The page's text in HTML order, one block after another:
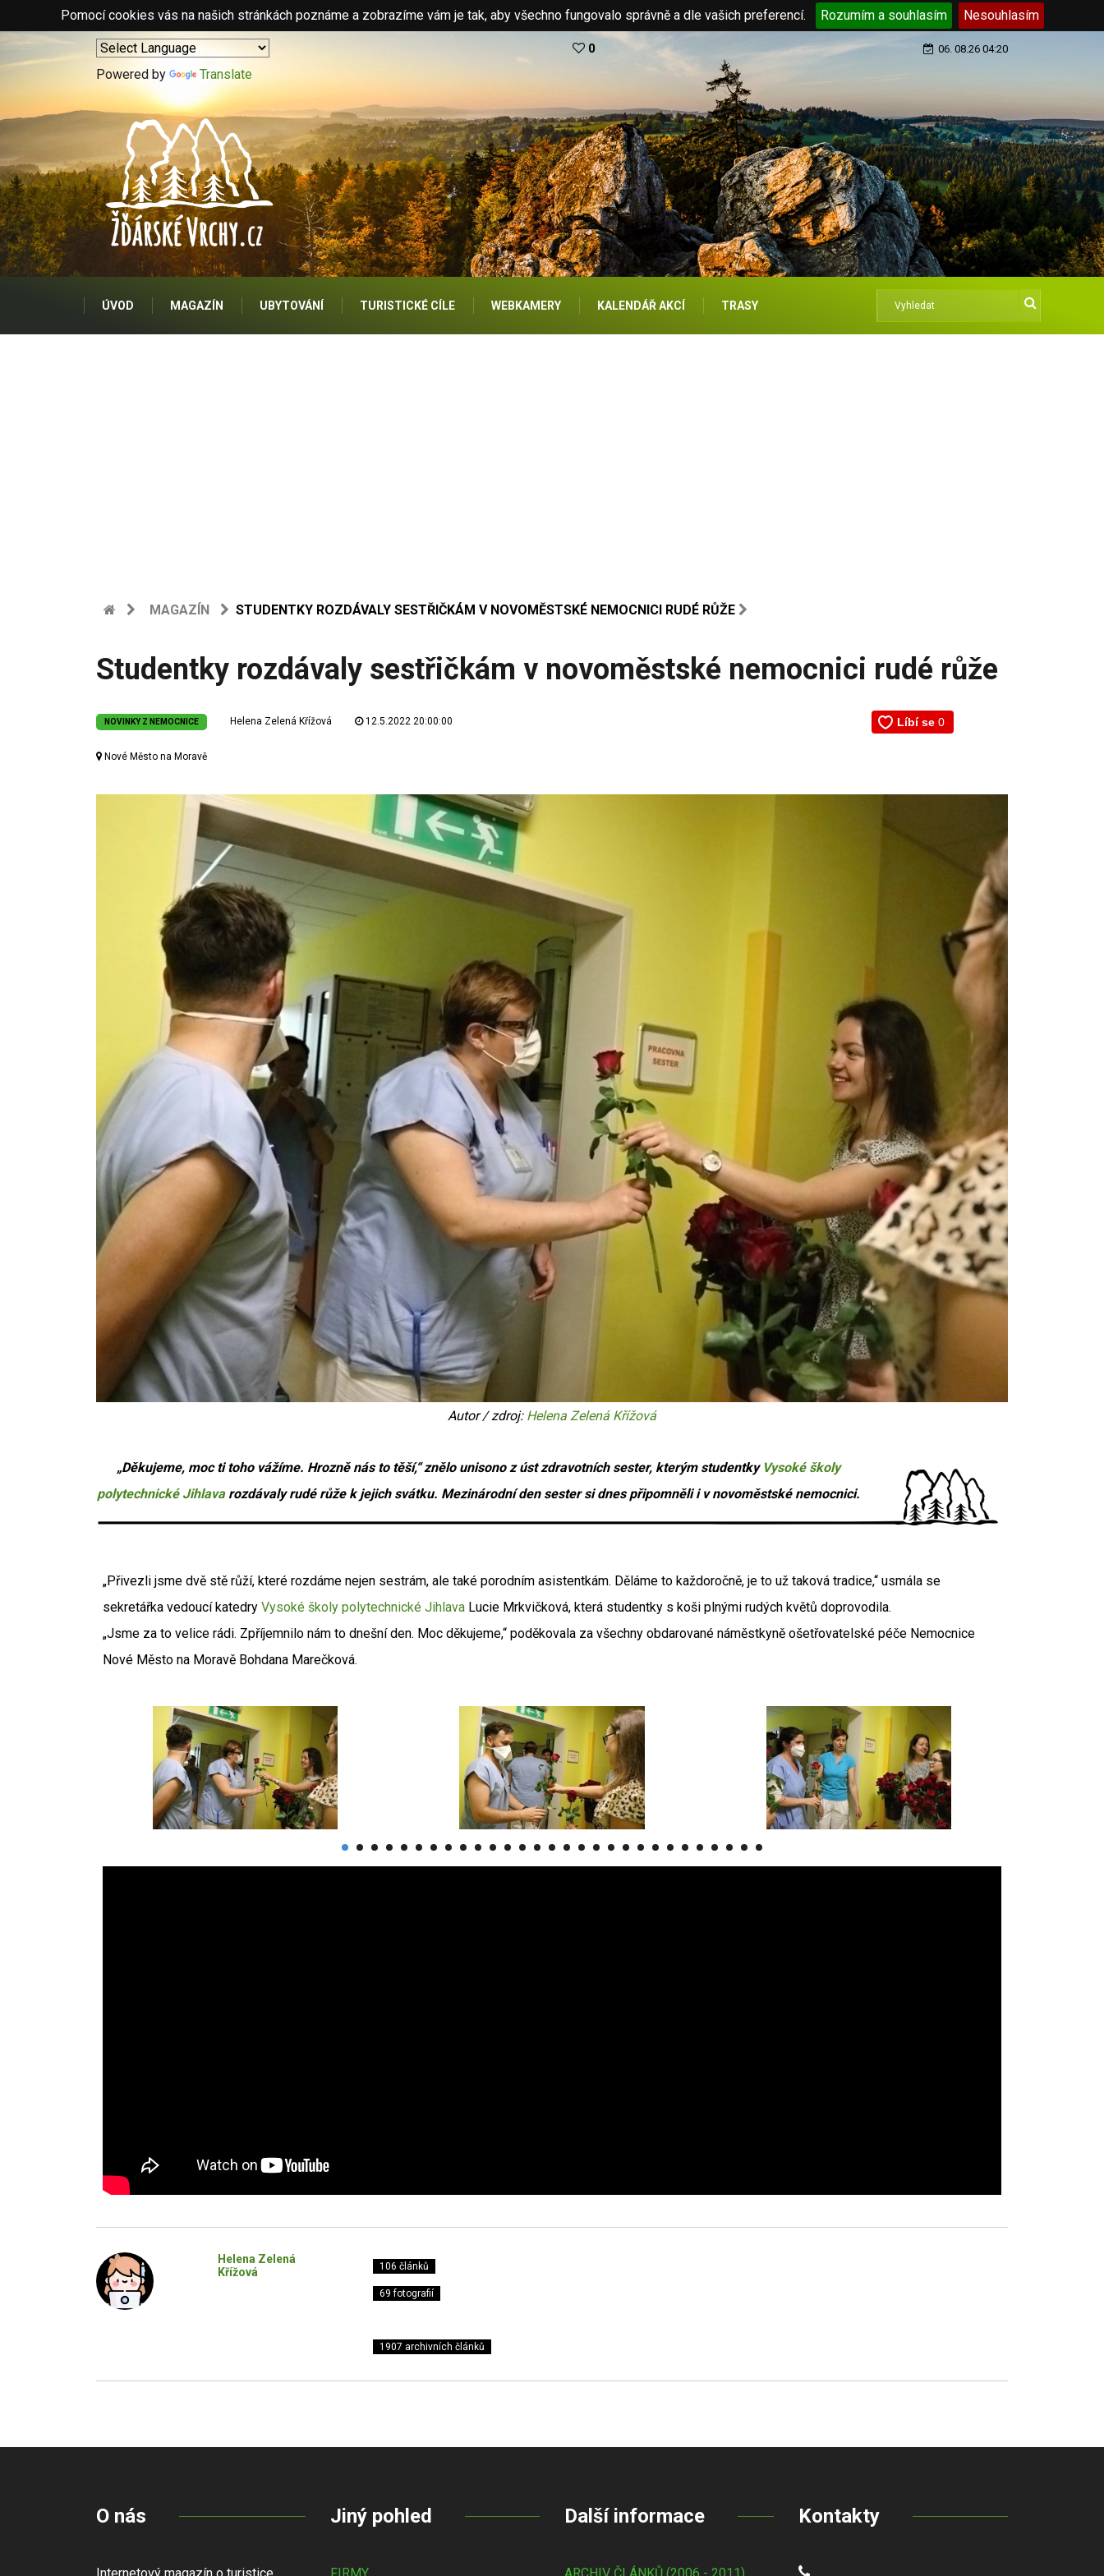
Pomocí cookies vás na našich stránkách poznáme a zobrazíme vám je tak, aby všechno fungovalo správně a dle vašich preferencí. Rozumím a souhlasím Nesouhlasím
Powered by Translate
0 06. 08.26 04:20
ÚVOD MAGAZÍN UBYTOVÁNÍ TURISTICKÉ CÍLE WEBKAMERY KALENDÁŘ AKCÍ TRASY
MAGAZÍN STUDENTKY ROZDÁVALY SESTŘIČKÁM V NOVOMĚSTSKÉ NEMOCNICI RUDÉ RŮŽE
Studentky rozdávaly sestřičkám v novoměstské nemocnici rudé růže
NOVINKY Z NEMOCNICE Helena Zelená Křížová 12.5.2022 20:00:00
Nové Město na Moravě
Autor / zdroj: Helena Zelená Křížová
„Děkujeme, moc ti toho vážíme. Hrozně nás to těší,“ znělo unisono z úst zdravotních sester, kterým studentky Vysoké školy
polytechnické Jihlavarozdávaly rudé růže k jejich svátku. Mezinárodní den sester si dnes připomněli i v novoměstské nemocnici.
„Přivezli jsme dvě stě růží, které rozdáme nejen sestrám, ale také porodním asistentkám. Děláme to každoročně, je to už taková tradice,“ usmála se
sekretářka vedoucí katedry Vysoké školy polytechnické Jihlava Lucie Mrkvičková, která studentky s koši plnými rudých květů doprovodila.
„Jsme za to velice rádi. Zpříjemnilo nám to dnešní den. Moc děkujeme,“ poděkovala za všechny obdarované náměstkyně ošetřovatelské péče Nemocnice
Nové Město na Moravě Bohdana Marečková.
Helena Zelená
Křížová
106 článků
69 fotografií
1907 archivních článků
O nás Jiný pohled Další informace Kontakty